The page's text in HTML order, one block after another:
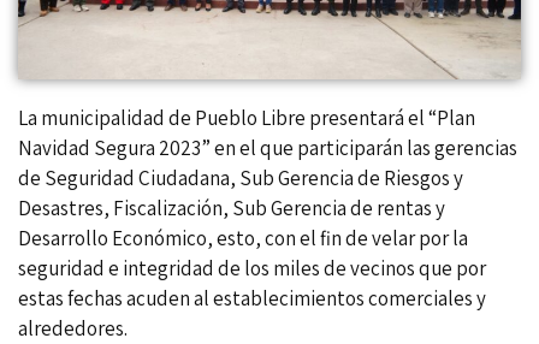
La municipalidad de Pueblo Libre presentará el “Plan
Navidad Segura 2023” en el que participarán las gerencias
de Seguridad Ciudadana, Sub Gerencia de Riesgos y
Desastres, Fiscalización, Sub Gerencia de rentas y
Desarrollo Económico, esto, con el fin de velar por la
seguridad e integridad de los miles de vecinos que por
estas fechas acuden al establecimientos comerciales y
alrededores.